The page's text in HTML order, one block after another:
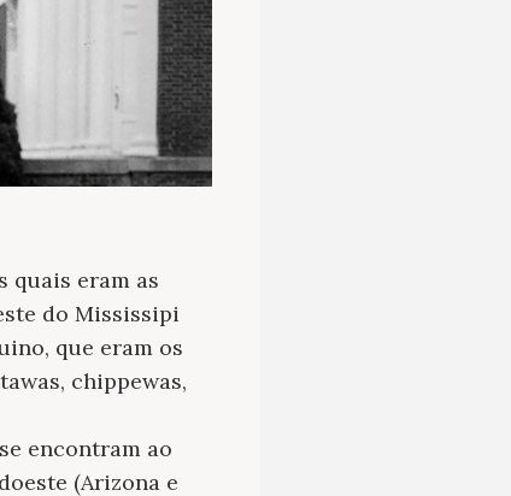
quais eram as
do Mississipi
que eram os
chippewas,
encontram ao
(Arizona e